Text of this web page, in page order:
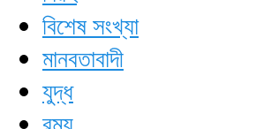
বিশেষ সংখ্যা
মানবতাবাদী
যুদ্ধ